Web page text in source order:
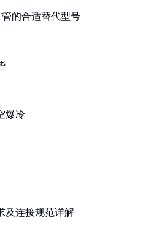
管的合适替代型号
爆冷
及连接规范详解